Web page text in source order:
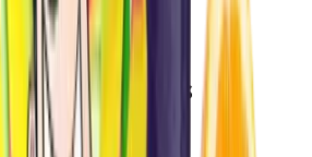
des Produkts
Holster